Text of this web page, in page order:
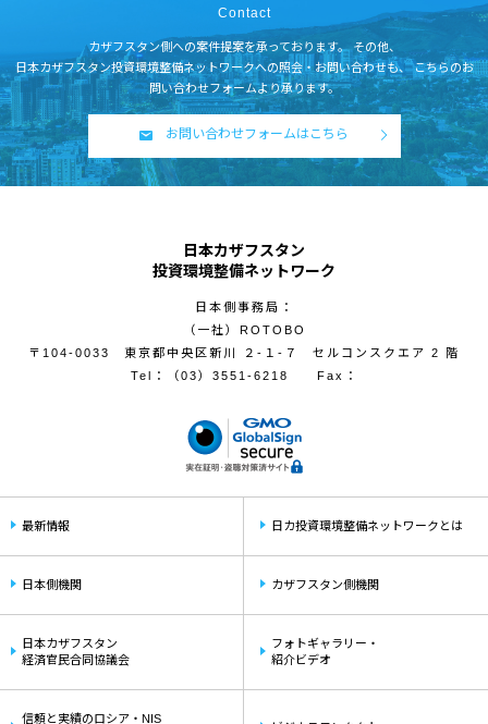
Contact
カザフスタン側への案件提案を承っております。その他、
日本カザフスタン投資環境整備ネットワークへの照会・お問い合わせも、こちらのお
問い合わせフォームより承ります。
お問い合わせフォームはこちら
日本カザフスタン
投資環境整備ネットワーク
日本側事務局：
（一社）ROTOBO
〒104-0033 東京都中央区新川 ２-１-７ セルコンスクエア 2 階
Tel：
（03）3551-6218 Fax：
最新情報 日カ投資環境整備ネットワークとは
日本側機関 カザフスタン側機関
日本カザフスタン
経済官民合同協議会
フォトギャラリー・
紹介ビデオ
信頼と実績のロシア・NIS